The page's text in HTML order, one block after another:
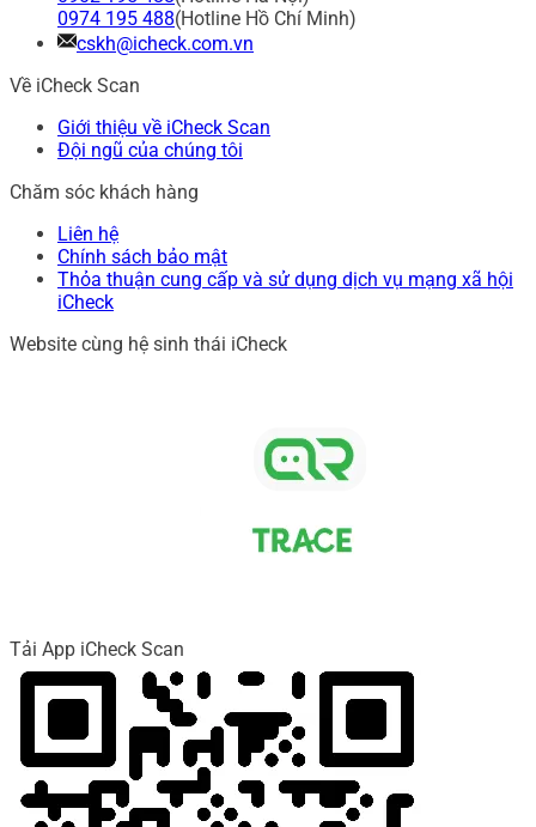
0974 195 488(Hotline Hồ Chí Minh)
cskh@icheck.com.vn
Về iCheck Scan
Giới thiệu về iCheck Scan
Đội ngũ của chúng tôi
Chăm sóc khách hàng
Liên hệ
Chính sách bảo mật
Thỏa thuận cung cấp và sử dụng dịch vụ mạng xã hội
iCheck
Website cùng hệ sinh thái iCheck
Tải App iCheck Scan